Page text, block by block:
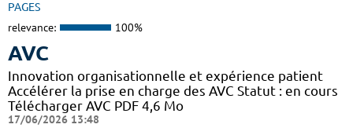
PAGES
relevance: 100%
AVC
Innovation organisationnelle et expérience patient
Accélérer la prise en charge des AVC Statut : en cours
Télécharger AVC PDF 4,6 Mo
17/06/2026 13:48